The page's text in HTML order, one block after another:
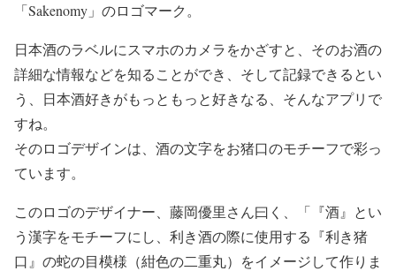
「Sakenomy」のロゴマーク。
日本酒のラベルにスマホのカメラをかざすと、そのお酒の
詳細な情報などを知ることができ、そして記録できるとい
う、日本酒好きがもっともっと好きなる、そんなアプリで
すね。
そのロゴデザインは、酒の文字をお猪口のモチーフで彩っ
ています。
このロゴのデザイナー、藤岡優里さん曰く、「『酒』とい
う漢字をモチーフにし、利き酒の際に使用する『利き猪
口』の蛇の目模様（紺色の二重丸）をイメージして作りま